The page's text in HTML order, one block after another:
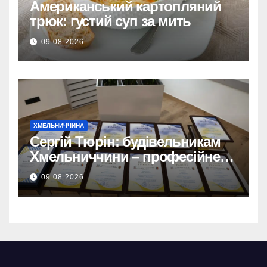
Американський картопляний
трюк: густий суп за мить
09.08.2026
ХМЕЛЬНИЧЧИНА
Сергій Тюрін: будівельникам
Хмельниччини – професійне
свято та державні відзнаки.
09.08.2026